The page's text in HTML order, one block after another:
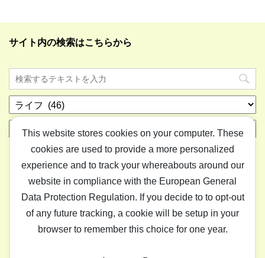
サイト内の検索はこちらから
カ
テ
ゴ
リ
ア
ー
ホーム ライフ ゲーム アイテム
“はまとりねっ
と”について
This website stores cookies on your computer. These
cookies are used to provide a more personalized
experience and to track your whereabouts around our
website in compliance with the European General
Data Protection Regulation. If you decide to to opt-out
of any future tracking, a cookie will be setup in your
browser to remember this choice for one year.